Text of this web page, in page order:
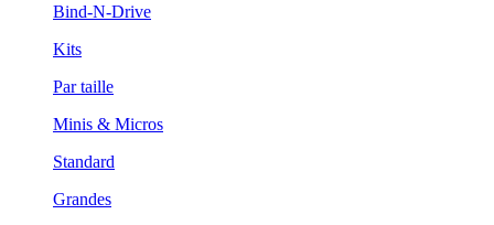
Bind-N-Drive
Kits
Par taille
Minis & Micros
Standard
Grandes